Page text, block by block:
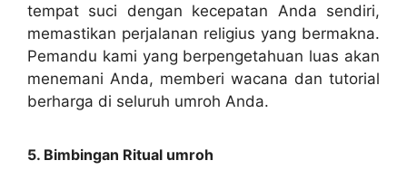
tempat suci dengan kecepatan Anda sendiri,
memastikan perjalanan religius yang bermakna.
Pemandu kami yang berpengetahuan luas akan
menemani Anda, memberi wacana dan tutorial
berharga di seluruh umroh Anda.
5. Bimbingan Ritual umroh